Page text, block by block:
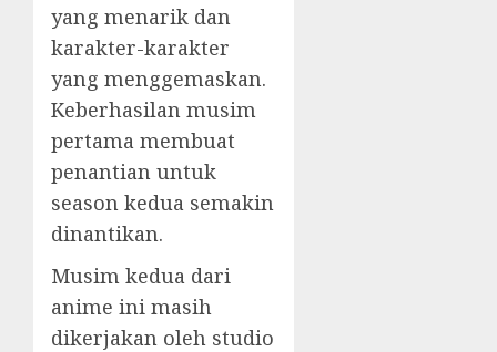
yang menarik dan
karakter-karakter
yang menggemaskan.
Keberhasilan musim
pertama membuat
penantian untuk
season kedua semakin
dinantikan.
Musim kedua dari
anime ini masih
dikerjakan oleh studio